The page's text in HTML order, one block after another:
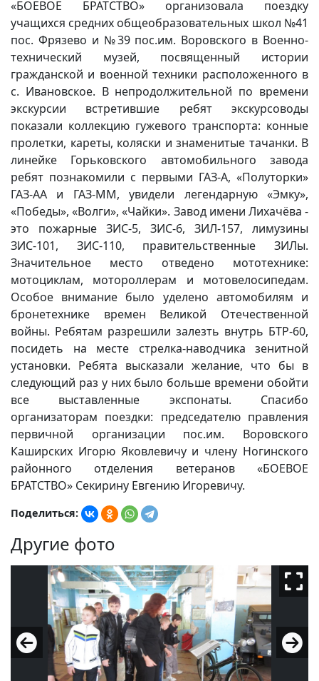
«БОЕВОЕ БРАТСТВО» организовала поездку
учащихся средних общеобразовательных школ №41
пос. Фрязево и №39 пос.им. Воровского в Военно-
технический музей, посвященный истории
гражданской и военной техники расположенного в
с. Ивановское. В непродолжительной по времени
экскурсии встретившие ребят экскурсоводы
показали коллекцию гужевого транспорта: конные
пролетки, кареты, коляски и знаменитые тачанки. В
линейке Горьковского автомобильного завода
ребят познакомили с первыми ГАЗ-А, «Полуторки»
ГАЗ-АА и ГАЗ-ММ, увидели легендарную «Эмку»,
«Победы», «Волги», «Чайки». Завод имени Лихачёва -
это пожарные ЗИС-5, ЗИС-6, ЗИЛ-157, лимузины
ЗИС-101, ЗИС-110, правительственные ЗИЛы.
Значительное место отведено мототехнике:
мотоциклам, мотороллерам и мотовелосипедам.
Особое внимание было уделено автомобилям и
бронетехнике времен Великой Отечественной
войны. Ребятам разрешили залезть внутрь БТР-60,
посидеть на месте стрелка-наводчика зенитной
установки. Ребята высказали желание, что бы в
следующий раз у них было больше времени обойти
все выставленные экспонаты. Спасибо
организаторам поездки: председателю правления
первичной организации пос.им. Воровского
Каширских Игорю Яковлевичу и члену Ногинского
районного отделения ветеранов «БОЕВОЕ
БРАТСТВО» Секирину Евгению Игоревичу.
Поделиться:
Другие фото